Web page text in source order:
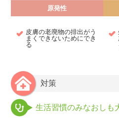
原発性
皮膚の老廃物の排出がう
まくできないためにでき
る
対策
生活習慣のみなおしも